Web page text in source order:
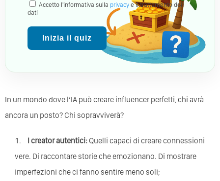
Accetto l'informativa sulla privacy e il trattamento dei
dati
Inizia il quiz
In un mondo dove l’IA può creare influencer perfetti, chi avrà
ancora un posto? Chi sopravviverà?
I creator autentici: Quelli capaci di creare connessioni
vere. Di raccontare storie che emozionano. Di mostrare
imperfezioni che ci fanno sentire meno soli;